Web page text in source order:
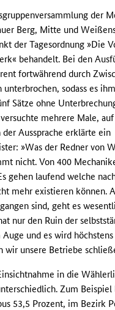
der
Berg, Mitte und
der Tagesordnung »Die
behandelt. Bei den
fortwährend durch
unterbrochen, sodass es
Sätze ohne
mehrere Male,
Aussprache erklärte ein
»Was der Redner von
nicht. Von 400
gehen laufend welche
mehr existieren können.
sind, geht es
nur den Ruin der
und es wird höchstens
wir unsere Betriebe
in die
Zum Beispiel
53,5 Prozent, im Bezirk